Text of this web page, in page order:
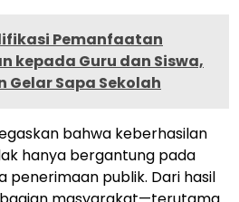
Pemanfaatan
kepada Guru dan Siswa,
Gelar Sapa Sekolah
bahwa keberhasilan
hanya bergantung pada
penerimaan publik. Dari hasil